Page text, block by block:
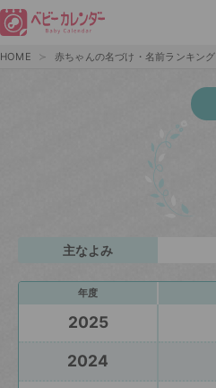
HOME 赤ちゃんの名づけ・名前ランキング
主なよみ
年度
2025
2024